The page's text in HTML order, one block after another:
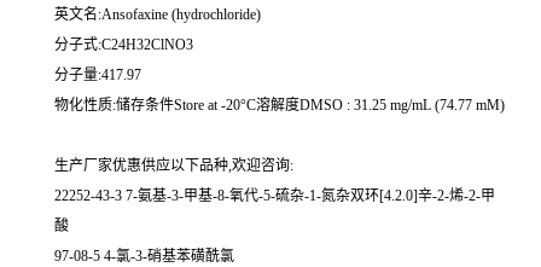
英文名:Ansofaxine (hydrochloride)
分子式:C24H32ClNO3
分子量:417.97
物化性质:储存条件Store at -20°C溶解度DMSO : 31.25 mg/mL (74.77 mM)
生产厂家优惠供应以下品种,欢迎咨询:
22252-43-3 7-氨基-3-甲基-8-氧代-5-硫杂-1-氮杂双环[4.2.0]辛-2-烯-2-甲
酸
97-08-5 4-氯-3-硝基苯磺酰氯